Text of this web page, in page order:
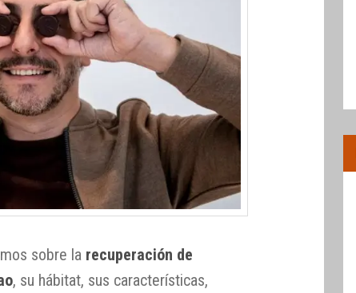
sobre la recuperación de
, su hábitat, sus características,